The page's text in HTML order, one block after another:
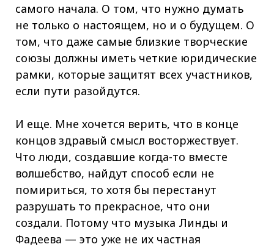
самого начала. О том, что нужно думать
не только о настоящем, но и о будущем. О
том, что даже самые близкие творческие
союзы должны иметь четкие юридические
рамки, которые защитят всех участников,
если пути разойдутся.
И еще. Мне хочется верить, что в конце
концов здравый смысл восторжествует.
Что люди, создавшие когда-то вместе
волшебство, найдут способ если не
помириться, то хотя бы перестанут
разрушать то прекрасное, что они
создали. Потому что музыка Линды и
Фадеева — это уже не их частная